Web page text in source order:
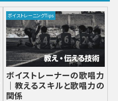
ボイストレーニングTips
ボイストレーナーの歌唱力
｜教えるスキルと歌唱力の
関係